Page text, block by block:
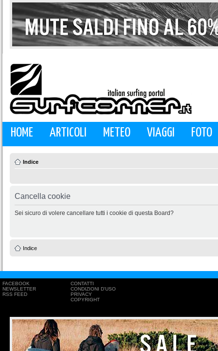
HOME ARTICOLI METEO VIAGGI FOTO
Indice
Cancella cookie
Sei sicuro di volere cancellare tutti i cookie di questa Board?
Indice
FACEBOOK
NEWSLETTER
RSS FEED
CONTATTI
CONDIZIONI D'USO
PRIVACY
COPYRIGHT